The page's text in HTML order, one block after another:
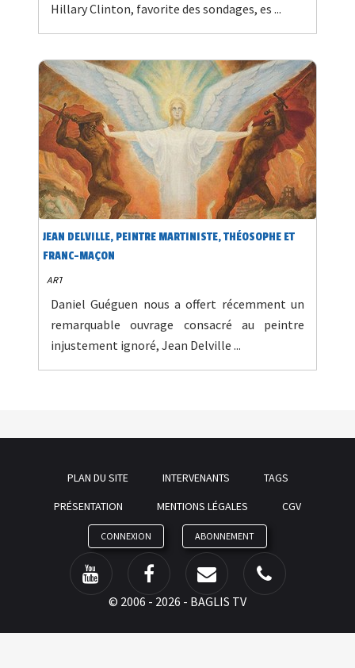
Hillary Clinton, favorite des sondages, es ...
JEAN DELVILLE, PEINTRE MARTINISTE, THÉOSOPHE ET
FRANC-MAÇON
ART
Daniel Guéguen nous a offert récemment un
remarquable ouvrage consacré au peintre
injustement ignoré, Jean Delville ...
PLAN DU SITE INTERVENANTS
TAGS
PRÉSENTATION
MENTIONS LÉGALES CGV
CONNEXION ABONNEMENT
© 2006 - 2026 - BAGLIS TV